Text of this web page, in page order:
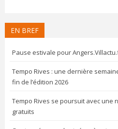
EN BREF
Pause estivale pour
Tempo Rives : une dernière
fin de l’édition 2026
Tempo Rives se poursuit avec une
gratuits